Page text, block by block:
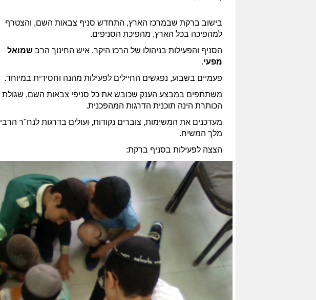
בישוב ברקת שבמרכז הארץ, התחדש סניף צבאות השם, והצטרף
למהפיכה בכל הארץ, מהפיכת הסניפים.
הסניף והפעילות בניהולו של הרכז היקר, איש החינוך הרבשמואל
מפעי.
פעמיים בשבוע, נפגשים החיילים לפעילות מהנה וחסידית במיוחד.
משתתפים במבצע הענק שכובש את כל סניפי צבאות השם, שגולת
הכותרת הינה תוכנית הדרגות המהפכנית.
מעדכנים את המשימות, צוברים נקודות, ועולים בדרגות לנח"ר הרבי
מלך המשיח.
הצצה לפעילות בסניף ברקת: